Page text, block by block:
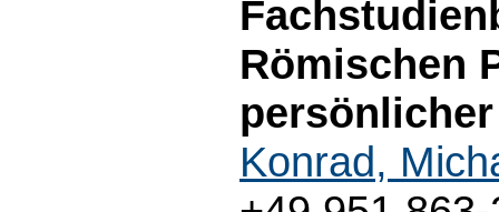
Römischen
Konrad,